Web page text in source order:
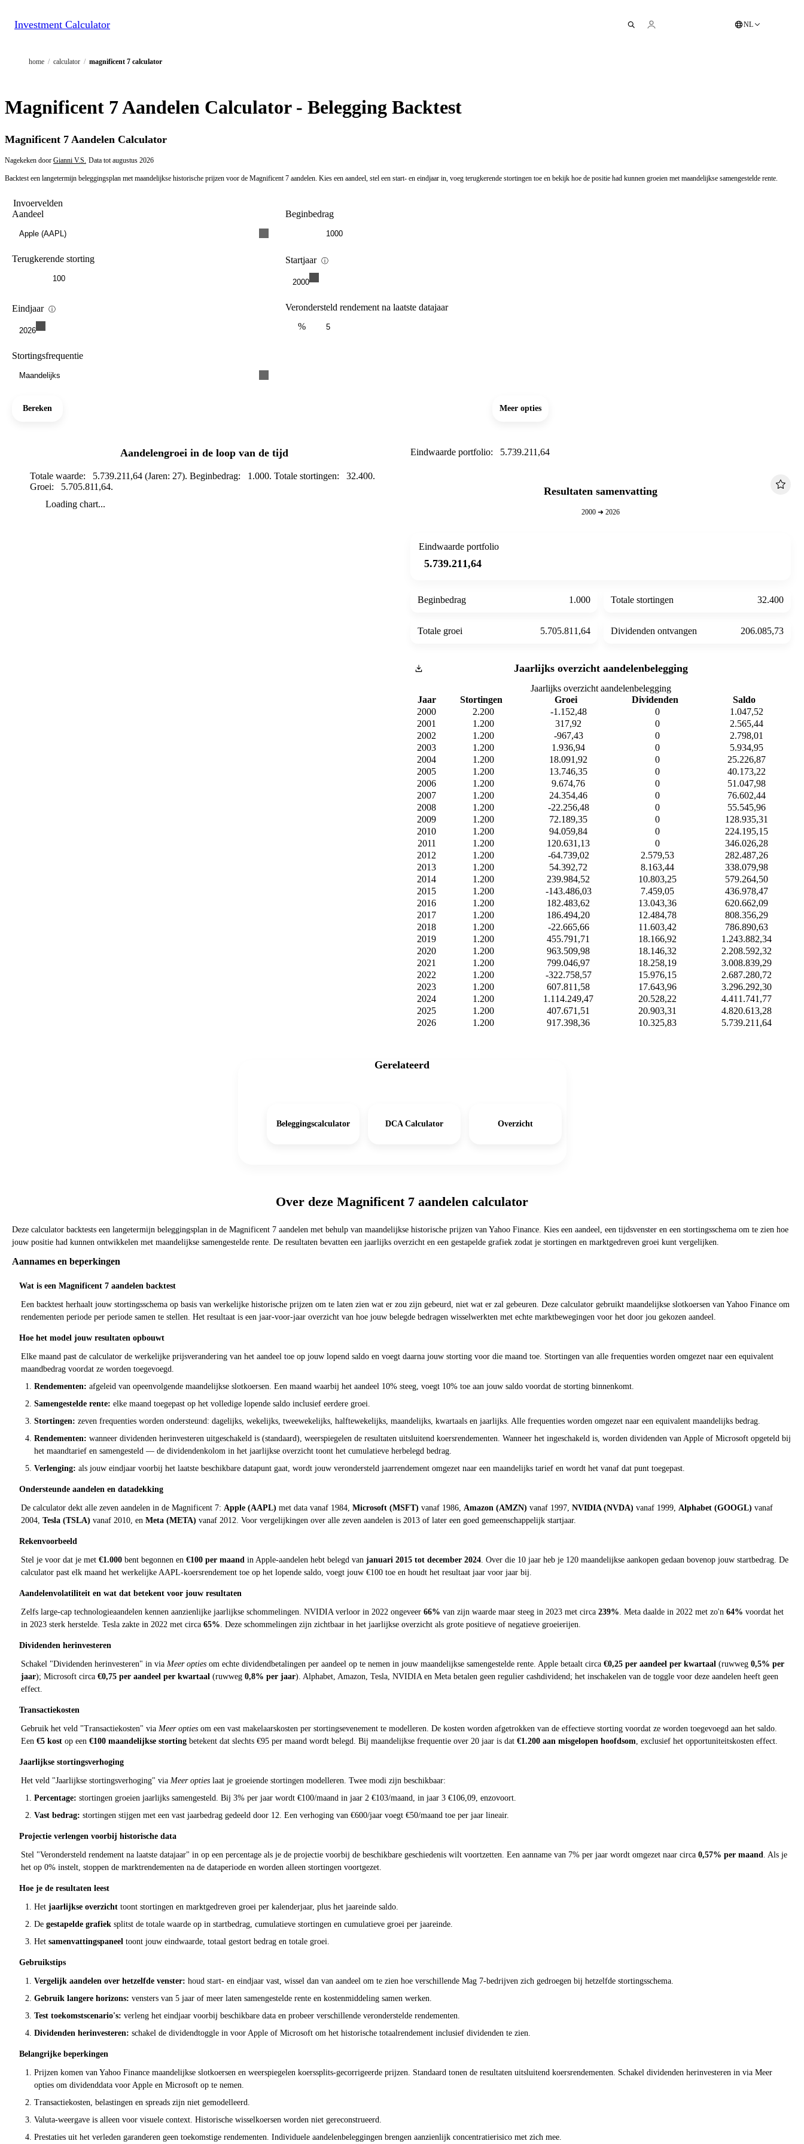
Investment Calculator NL
home / calculator / magnificent 7 calculator
Magnificent 7 Aandelen Calculator - Belegging Backtest
Magnificent 7 Aandelen Calculator
Nagekeken door Gianni V.S.·Data tot augustus 2026
Backtest een langetermijn beleggingsplan met maandelijkse historische prijzen voor de Magnificent 7 aandelen. Kies een aandeel, stel een start- en eindjaar in, voeg terugkerende stortingen toe en bekijk hoe de positie had kunnen groeien met maandelijkse samengestelde rente.
Invoervelden
Aandeel
Apple (AAPL)
Beginbedrag
Terugkerende storting Startjaar ⓘ
2000
Eindjaar ⓘ
2026
Verondersteld rendement na laatste datajaar
%
Stortingsfrequentie
Maandelijks
Meer opties
Bereken
Aandelengroei in de loop van de tijd
Totale waarde: 5.739.211,64 (Jaren: 27). Beginbedrag: 1.000. Totale stortingen: 32.400.
Groei: 5.705.811,64.
Loading chart...
Eindwaarde portfolio: 5.739.211,64
Resultaten samenvatting
2000 ➜ 2026
Eindwaarde portfolio
5.739.211,64
Beginbedrag 1.000 Totale stortingen 32.400
Totale groei 5.705.811,64 Dividenden ontvangen 206.085,73
Jaarlijks overzicht aandelenbelegging
Jaarlijks overzicht aandelenbelegging
Jaar
Stortingen Groei Dividenden
Saldo
2000
2.200 -1.152,48 0
1.047,52
2001
1.200 317,92 0
2.565,44
2002
1.200 -967,43 0
2.798,01
2003
1.200 1.936,94 0
5.934,95
2004
1.200 18.091,92 0
25.226,87
2005
1.200 13.746,35 0
40.173,22
2006
1.200 9.674,76 0
51.047,98
2007
1.200 24.354,46 0
76.602,44
2008
1.200 -22.256,48 0
55.545,96
2009
1.200 72.189,35 0
128.935,31
2010
1.200 94.059,84 0
224.195,15
2011
1.200 120.631,13 0
346.026,28
2012
1.200 -64.739,02 2.579,53
282.487,26
2013
1.200 54.392,72 8.163,44
338.079,98
2014
1.200 239.984,52 10.803,25
579.264,50
2015
1.200 -143.486,03 7.459,05
436.978,47
2016
1.200 182.483,62 13.043,36
620.662,09
2017
1.200 186.494,20 12.484,78
808.356,29
2018
1.200 -22.665,66 11.603,42
786.890,63
2019
1.200 455.791,71 18.166,92
1.243.882,34
2020
1.200 963.509,98 18.146,32
2.208.592,32
2021
1.200 799.046,97 18.258,19
3.008.839,29
2022
1.200 -322.758,57 15.976,15
2.687.280,72
2023
1.200 607.811,58 17.643,96
3.296.292,30
2024
1.200 1.114.249,47 20.528,22
4.411.741,77
2025
1.200 407.671,51 20.903,31
4.820.613,28
2026
1.200 917.398,36 10.325,83 5.739.211,64
Gerelateerd
Beleggingscalculator DCA Calculator Overzicht
Over deze Magnificent 7 aandelen calculator
Deze calculator backtests een langetermijn beleggingsplan in de Magnificent 7 aandelen met behulp van maandelijkse historische prijzen van Yahoo Finance. Kies een aandeel, een tijdsvenster en een stortingsschema om te zien hoe
jouw positie had kunnen ontwikkelen met maandelijkse samengestelde rente. De resultaten bevatten een jaarlijks overzicht en een gestapelde grafiek zodat je stortingen en marktgedreven groei kunt vergelijken.
Aannames en beperkingen
Wat is een Magnificent 7 aandelen backtest
Een backtest herhaalt jouw stortingsschema op basis van werkelijke historische prijzen om te laten zien wat er zou zijn gebeurd, niet wat er zal gebeuren. Deze calculator gebruikt maandelijkse slotkoersen van Yahoo Finance om
rendementen periode per periode samen te stellen. Het resultaat is een jaar-voor-jaar overzicht van hoe jouw belegde bedragen wisselwerkten met echte marktbewegingen voor het door jou gekozen aandeel.
Hoe het model jouw resultaten opbouwt
Elke maand past de calculator de werkelijke prijsverandering van het aandeel toe op jouw lopend saldo en voegt daarna jouw storting voor die maand toe. Stortingen van alle frequenties worden omgezet naar een equivalent
maandbedrag voordat ze worden toegevoegd.
Rendementen: afgeleid van opeenvolgende maandelijkse slotkoersen. Een maand waarbij het aandeel 10% steeg, voegt 10% toe aan jouw saldo voordat de storting binnenkomt.
Samengestelde rente: elke maand toegepast op het volledige lopende saldo inclusief eerdere groei.
Stortingen: zeven frequenties worden ondersteund: dagelijks, wekelijks, tweewekelijks, halftewekelijks, maandelijks, kwartaals en jaarlijks. Alle frequenties worden omgezet naar een equivalent maandelijks bedrag.
Rendementen: wanneer dividenden herinvesteren uitgeschakeld is (standaard), weerspiegelen de resultaten uitsluitend koersrendementen. Wanneer het ingeschakeld is, worden dividenden van Apple of Microsoft opgeteld bij
het maandtarief en samengesteld — de dividendenkolom in het jaarlijkse overzicht toont het cumulatieve herbelegd bedrag.
Verlenging: als jouw eindjaar voorbij het laatste beschikbare datapunt gaat, wordt jouw verondersteld jaarrendement omgezet naar een maandelijks tarief en wordt het vanaf dat punt toegepast.
Ondersteunde aandelen en datadekking
De calculator dekt alle zeven aandelen in de Magnificent 7: Apple (AAPL) met data vanaf 1984, Microsoft (MSFT) vanaf 1986, Amazon (AMZN) vanaf 1997, NVIDIA (NVDA) vanaf 1999, Alphabet (GOOGL) vanaf
2004, Tesla (TSLA) vanaf 2010, en Meta (META) vanaf 2012. Voor vergelijkingen over alle zeven aandelen is 2013 of later een goed gemeenschappelijk startjaar.
Rekenvoorbeeld
Stel je voor dat je met €1.000 bent begonnen en €100 per maand in Apple-aandelen hebt belegd van januari 2015 tot december 2024 . Over die 10 jaar heb je 120 maandelijkse aankopen gedaan bovenop jouw startbedrag. De
calculator past elk maand het werkelijke AAPL-koersrendement toe op het lopende saldo, voegt jouw €100 toe en houdt het resultaat jaar voor jaar bij.
Aandelenvolatiliteit en wat dat betekent voor jouw resultaten
Zelfs large-cap technologieaandelen kennen aanzienlijke jaarlijkse schommelingen. NVIDIA verloor in 2022 ongeveer 66% van zijn waarde maar steeg in 2023 met circa 239% . Meta daalde in 2022 met zo'n 64% voordat het
in 2023 sterk herstelde. Tesla zakte in 2022 met circa 65% . Deze schommelingen zijn zichtbaar in het jaarlijkse overzicht als grote positieve of negatieve groeierijen.
Dividenden herinvesteren
Schakel "Dividenden herinvesteren" in via Meer opties om echte dividendbetalingen per aandeel op te nemen in jouw maandelijkse samengestelde rente. Apple betaalt circa €0,25 per aandeel per kwartaal (ruwweg 0,5% per
jaar); Microsoft circa €0,75 per aandeel per kwartaal (ruwweg 0,8% per jaar). Alphabet, Amazon, Tesla, NVIDIA en Meta betalen geen regulier cashdividend; het inschakelen van de toggle voor deze aandelen heeft geen
effect.
Transactiekosten
Gebruik het veld "Transactiekosten" via Meer opties om een vast makelaarskosten per stortingsevenement te modelleren. De kosten worden afgetrokken van de effectieve storting voordat ze worden toegevoegd aan het saldo.
Een €5 kost op een €100 maandelijkse storting betekent dat slechts €95 per maand wordt belegd. Bij maandelijkse frequentie over 20 jaar is dat €1.200 aan misgelopen hoofdsom , exclusief het opportuniteitskosten effect.
Jaarlijkse stortingsverhoging
Het veld "Jaarlijkse stortingsverhoging" via Meer opties laat je groeiende stortingen modelleren. Twee modi zijn beschikbaar:
Percentage: stortingen groeien jaarlijks samengesteld. Bij 3% per jaar wordt €100/maand in jaar 2 €103/maand, in jaar 3 €106,09, enzovoort.
Vast bedrag: stortingen stijgen met een vast jaarbedrag gedeeld door 12. Een verhoging van €600/jaar voegt €50/maand toe per jaar lineair.
Projectie verlengen voorbij historische data
Stel "Verondersteld rendement na laatste datajaar" in op een percentage als je de projectie voorbij de beschikbare geschiedenis wilt voortzetten. Een aanname van 7% per jaar wordt omgezet naar circa 0,57% per maand
. Als je
het op 0% instelt, stoppen de marktrendementen na de dataperiode en worden alleen stortingen voortgezet.
Hoe je de resultaten leest
Het jaarlijkse overzicht toont stortingen en marktgedreven groei per kalenderjaar, plus het jaareinde saldo.
De gestapelde grafiek splitst de totale waarde op in startbedrag, cumulatieve stortingen en cumulatieve groei per jaareinde.
Het samenvattingspaneel toont jouw eindwaarde, totaal gestort bedrag en totale groei.
Gebruikstips
Vergelijk aandelen over hetzelfde venster: houd start- en eindjaar vast, wissel dan van aandeel om te zien hoe verschillende Mag 7-bedrijven zich gedroegen bij hetzelfde stortingsschema.
Gebruik langere horizons: vensters van 5 jaar of meer laten samengestelde rente en kostenmiddeling samen werken.
Test toekomstscenario's: verleng het eindjaar voorbij beschikbare data en probeer verschillende veronderstelde rendementen.
Dividenden herinvesteren: schakel de dividendtoggle in voor Apple of Microsoft om het historische totaalrendement inclusief dividenden te zien.
Belangrijke beperkingen
Prijzen komen van Yahoo Finance maandelijkse slotkoersen en weerspiegelen koerssplits-gecorrigeerde prijzen. Standaard tonen de resultaten uitsluitend koersrendementen. Schakel dividenden herinvesteren in via Meer
opties om dividenddata voor Apple en Microsoft op te nemen.
Transactiekosten, belastingen en spreads zijn niet gemodelleerd.
Valuta-weergave is alleen voor visuele context. Historische wisselkoersen worden niet gereconstrueerd.
Prestaties uit het verleden garanderen geen toekomstige rendementen. Individuele aandelenbeleggingen brengen aanzienlijk concentratierisico met zich mee.